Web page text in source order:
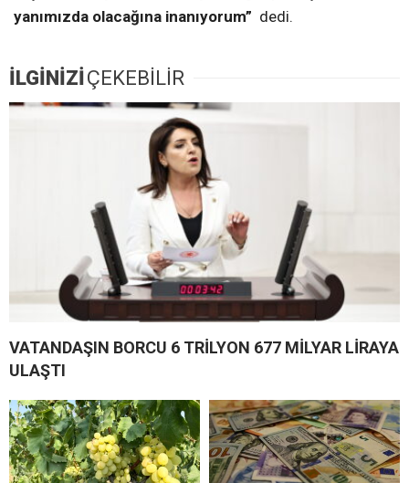
yanımızda olacağına inanıyorum” dedi.
İLGİNİZİÇEKEBİLİR
VATANDAŞIN BORCU 6 TRİLYON 677 MİLYAR LİRAYA
ULAŞTI